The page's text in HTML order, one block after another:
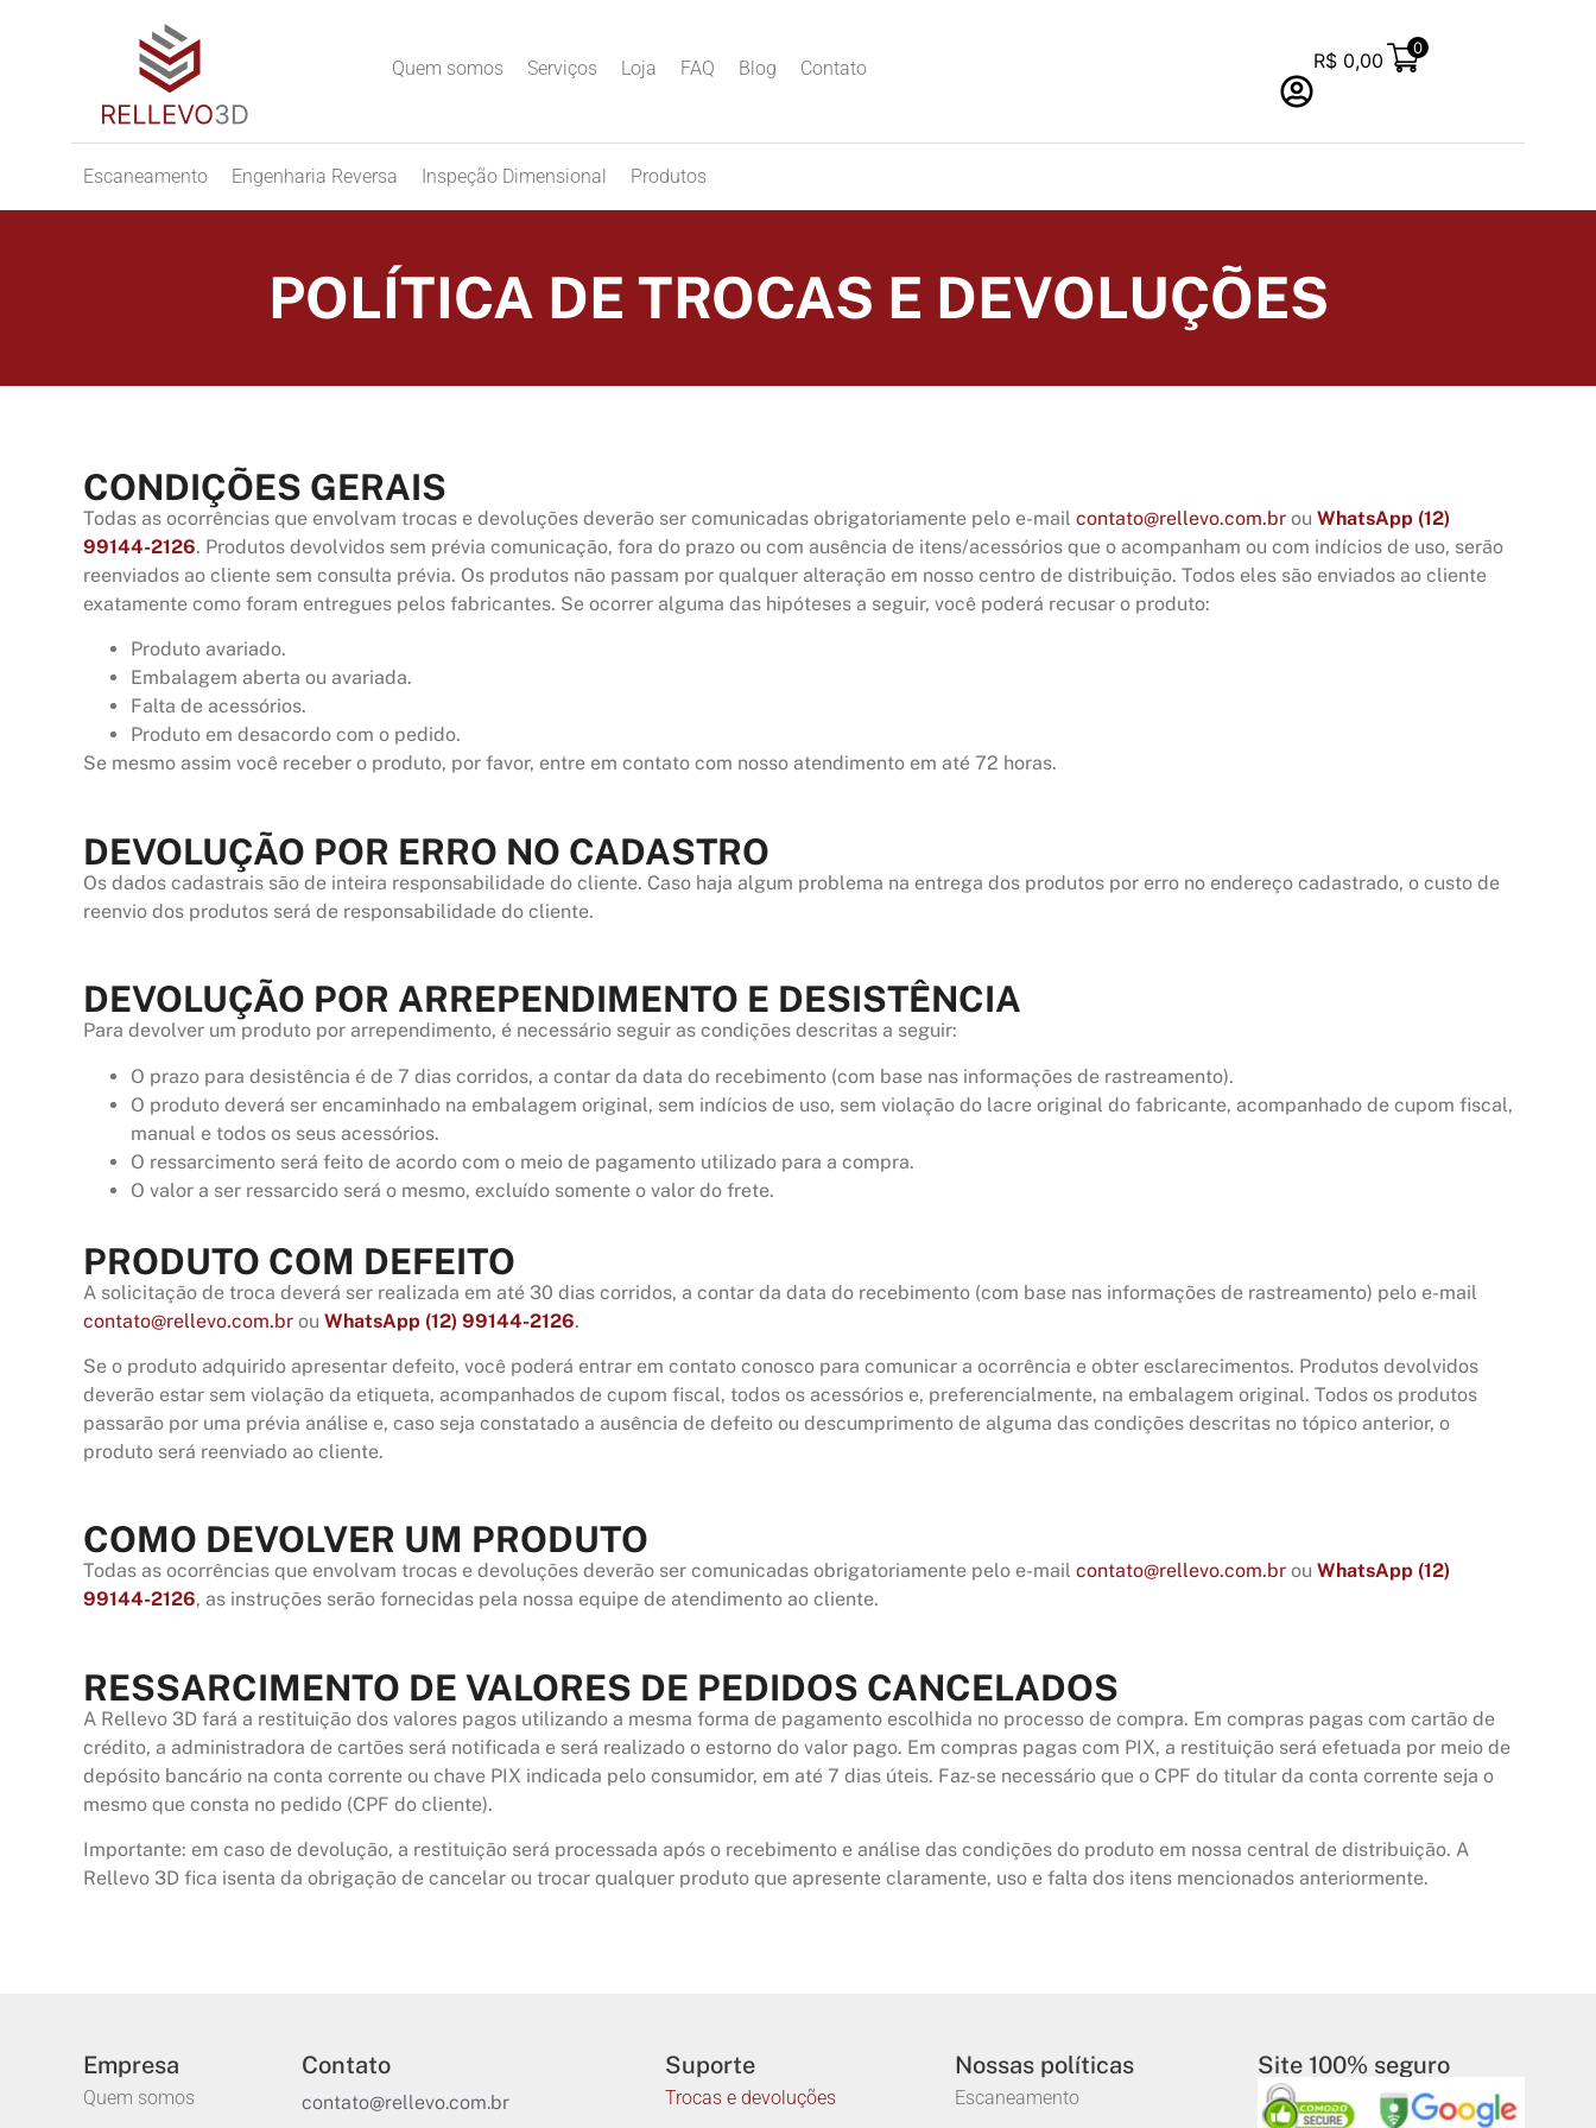
Quem somos Serviços Loja FAQ Blog Contato R$ 0,00
0
Escaneamento Engenharia Reversa Inspeção Dimensional Produtos
POLÍTICA DE TROCAS E DEVOLUÇÕES
CONDIÇÕES GERAIS
Todas as ocorrências que envolvam trocas e devoluções deverão ser comunicadas obrigatoriamente pelo e-mail contato@rellevo.com.br ou WhatsApp (12)
99144-2126. Produtos devolvidos sem prévia comunicação, fora do prazo ou com ausência de itens/acessórios que o acompanham ou com indícios de uso, serão
reenviados ao cliente sem consulta prévia. Os produtos não passam por qualquer alteração em nosso centro de distribuição. Todos eles são enviados ao cliente
exatamente como foram entregues pelos fabricantes. Se ocorrer alguma das hipóteses a seguir, você poderá recusar o produto:
Produto avariado.
Embalagem aberta ou avariada.
Falta de acessórios.
Produto em desacordo com o pedido.
Se mesmo assim você receber o produto, por favor, entre em contato com nosso atendimento em até 72 horas.
DEVOLUÇÃO POR ERRO NO CADASTRO
Os dados cadastrais são de inteira responsabilidade do cliente. Caso haja algum problema na entrega dos produtos por erro no endereço cadastrado, o custo de
reenvio dos produtos será de responsabilidade do cliente.
DEVOLUÇÃO POR ARREPENDIMENTO E DESISTÊNCIA
Para devolver um produto por arrependimento, é necessário seguir as condições descritas a seguir:
O prazo para desistência é de 7 dias corridos, a contar da data do recebimento (com base nas informações de rastreamento).
O produto deverá ser encaminhado na embalagem original, sem indícios de uso, sem violação do lacre original do fabricante, acompanhado de cupom fiscal,
manual e todos os seus acessórios.
O ressarcimento será feito de acordo com o meio de pagamento utilizado para a compra.
O valor a ser ressarcido será o mesmo, excluído somente o valor do frete.
PRODUTO COM DEFEITO
A solicitação de troca deverá ser realizada em até 30 dias corridos, a contar da data do recebimento (com base nas informações de rastreamento) pelo e-mail
contato@rellevo.com.br ou WhatsApp (12) 99144-2126.
Se o produto adquirido apresentar defeito, você poderá entrar em contato conosco para comunicar a ocorrência e obter esclarecimentos. Produtos devolvidos
deverão estar sem violação da etiqueta, acompanhados de cupom fiscal, todos os acessórios e, preferencialmente, na embalagem original. Todos os produtos
passarão por uma prévia análise e, caso seja constatado a ausência de defeito ou descumprimento de alguma das condições descritas no tópico anterior, o
produto será reenviado ao cliente.
COMO DEVOLVER UM PRODUTO
Todas as ocorrências que envolvam trocas e devoluções deverão ser comunicadas obrigatoriamente pelo e-mail contato@rellevo.com.br ou WhatsApp (12)
99144-2126, as instruções serão fornecidas pela nossa equipe de atendimento ao cliente.
RESSARCIMENTO DE VALORES DE PEDIDOS CANCELADOS
A Rellevo 3D fará a restituição dos valores pagos utilizando a mesma forma de pagamento escolhida no processo de compra. Em compras pagas com cartão de
crédito, a administradora de cartões será notificada e será realizado o estorno do valor pago. Em compras pagas com PIX, a restituição será efetuada por meio de
depósito bancário na conta corrente ou chave PIX indicada pelo consumidor, em até 7 dias úteis. Faz-se necessário que o CPF do titular da conta corrente seja o
mesmo que consta no pedido (CPF do cliente).
Importante: em caso de devolução, a restituição será processada após o recebimento e análise das condições do produto em nossa central de distribuição. A
Rellevo 3D fica isenta da obrigação de cancelar ou trocar qualquer produto que apresente claramente, uso e falta dos itens mencionados anteriormente.
Empresa
Quem somos
Contato
contato@rellevo.com.br
Suporte
Trocas e devoluções
Nossas políticas
Escaneamento
Site 100% seguro